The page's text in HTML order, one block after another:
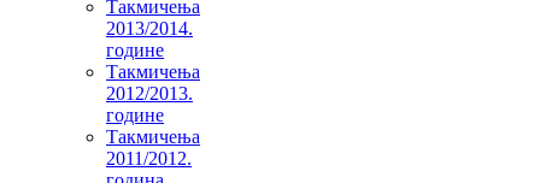
Такмичења
2013/2014.
године
Такмичења
2012/2013.
године
Такмичења
2011/2012.